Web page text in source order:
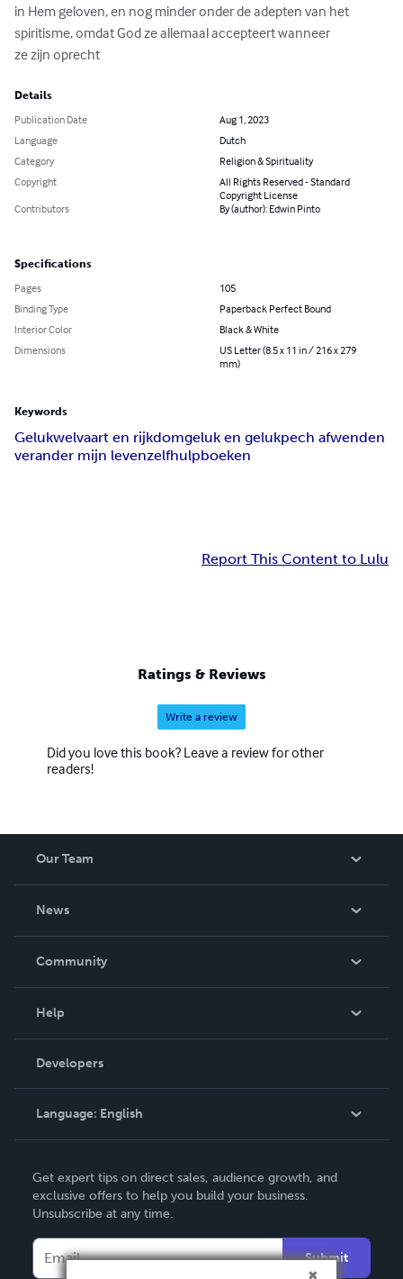
in Hem geloven, en nog minder onder de adepten van het
spiritisme, omdat God ze allemaal accepteert wanneer
ze zijn oprecht
Details
Publication Date
Aug 1, 2023
Language
Dutch
Category
Religion & Spirituality
Copyright
All Rights Reserved - Standard
Copyright License
Contributors
By (author): Edwin Pinto
Specifications
Pages
105
Binding Type
Paperback Perfect Bound
Interior Color
Black & White
Dimensions
US Letter (8.5 x 11 in / 216 x 279
mm)
Keywords
Gelukwelvaart en rijkdomgeluk en gelukpech afwenden
verander mijn levenzelfhulpboeken
Report This Content to Lulu
Ratings & Reviews
Write a review
Did you love this book? Leave a review for other
readers!
Our Team
News
In The News
Community
Podcast
Help
Order Lookup
Knowledge Base
Contact Support
Developers
Language: English
Deutsch
Français
Italiano
Get expert tips on direct sales, audience growth, and
exclusive offers to help you build your business.
Unsubscribe at any time.
Submit